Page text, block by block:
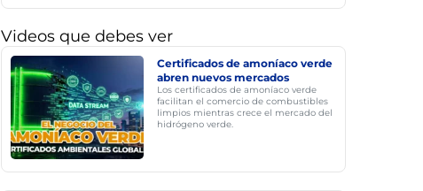
Videos que debes ver
Certificados de amoníaco verde
abren nuevos mercados
Los certificados de amoníaco verde
facilitan el comercio de combustibles
limpios mientras crece el mercado del
hidrógeno verde.